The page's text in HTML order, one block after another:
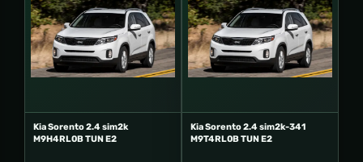
Kia Sorento 2.4 sim2k
M9H4RL0B TUN E2
Kia Sorento 2.4 sim2k-341
M9T4RL0B TUN E2